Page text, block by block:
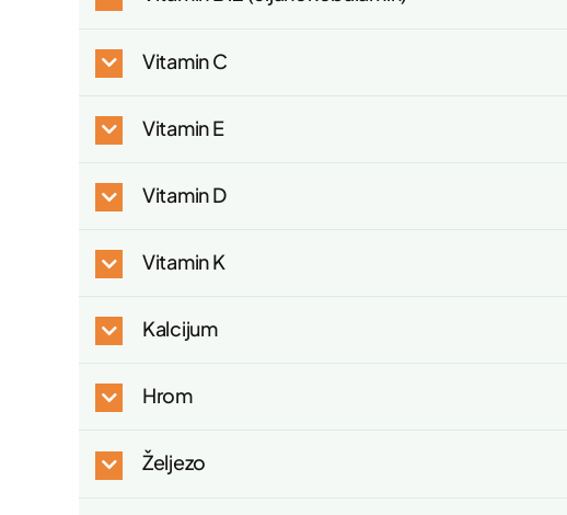
Vitamin C
Vitamin E
Vitamin D
Vitamin K
Kalcijum
Hrom
Željezo